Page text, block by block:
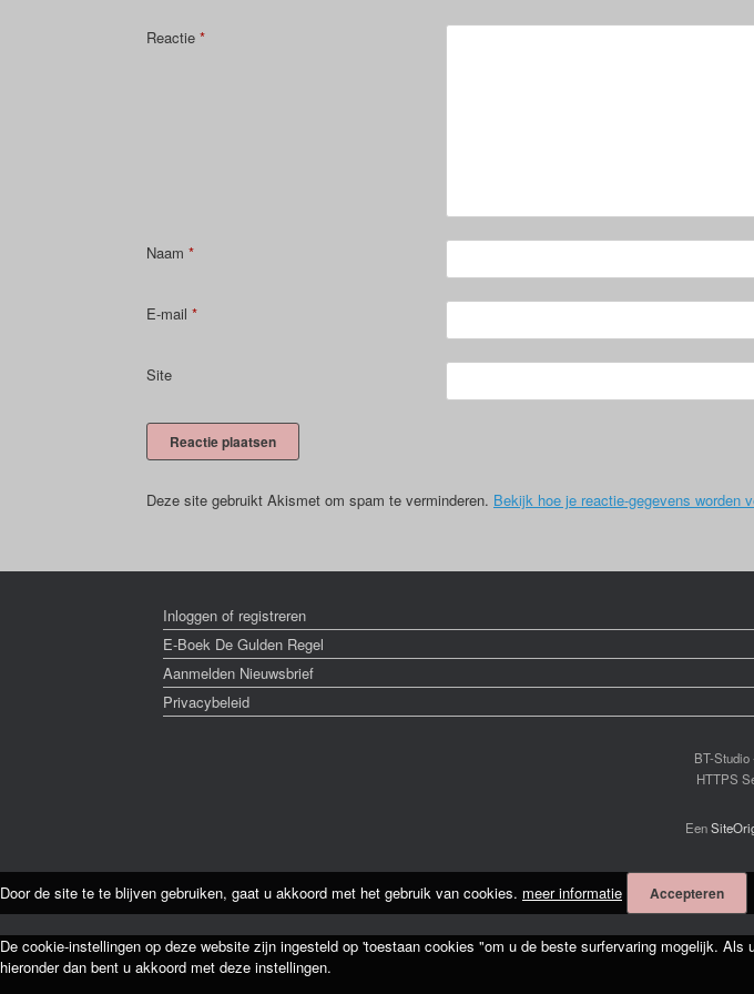
Reactie *
Naam *
E-mail *
Site
Deze site gebruikt Akismet om spam te verminderen. Bekijk hoe je reactie-gegevens worden
Inloggen of registreren
E-Boek De Gulden Regel
Aanmelden Nieuwsbrief
Privacybeleid
BT-
HTTPS
Een
Door de site te te blijven gebruiken, gaat u akkoord met het gebruik van cookies. meer informatie Accepteren
De cookie-instellingen op deze website zijn ingesteld op 'toestaan cookies "om u de beste surfervaring mogelijk.
hieronder dan bent u akkoord met deze instellingen.